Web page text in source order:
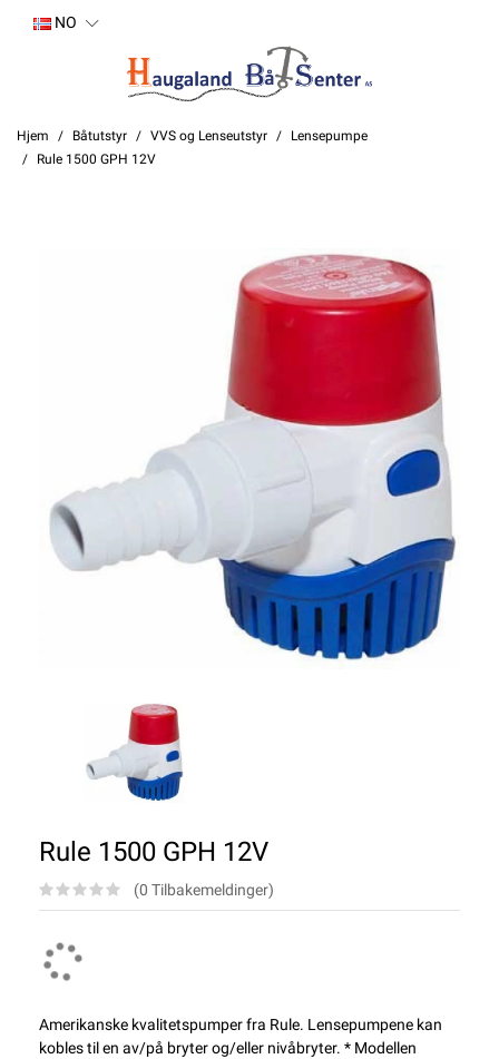
NO
Hjem Båtutstyr VVS og Lenseutstyr
Lensepumpe
Rule 1500 GPH 12V
Rule 1500 GPH 12V
(0 Tilbakemeldinger)
Amerikanske kvalitetspumper fra Rule. Lensepumpene kan
kobles til en av/på bryter og/eller nivåbryter. * Modellen